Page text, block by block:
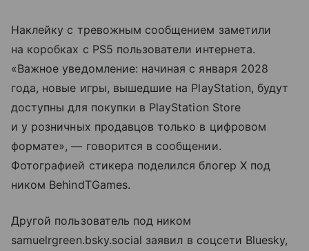
Наклейку с тревожным сообщением заметили
на коробках с PS5 пользователи интернета.
«Важное уведомление: начиная с января 2028
года, новые игры, вышедшие на PlayStation, будут
доступны для покупки в PlayStation Store
и у розничных продавцов только в цифровом
формате», — говорится в сообщении.
Фотографией стикера поделился блогер X под
ником BehindTGames.
Другой пользователь под ником
samuelrgreen.bsky.social заявил в соцсети Bluesky,